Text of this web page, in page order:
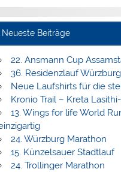
Neueste Beiträge
22. Ansmann Cup
36. Residenzlauf Würzburg
Neue Laufshirts für die
Kronio Trail – Kreta
13. Wings for life World
24. Würzburg Marathon
15. Künzelsauer Stadtlauf
24. Trollinger Marathon